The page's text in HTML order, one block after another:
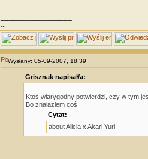
...
Wysłany: 05-09-2007, 18:39
Grisznak napisał/a:
Ktoś wiarygodny potwierdzi, czy w tym
Bo znalazłem coś
Cytat:
about Alicia x Akari Yuri